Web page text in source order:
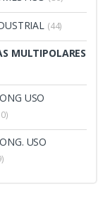
(44)
MULTIPOLARES
USO
USO